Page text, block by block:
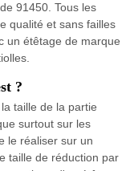
91450. Tous les
qualité et sans failles
un étêtage de marque
?
taille de la partie
surtout sur les
le réaliser sur un
taille de réduction par